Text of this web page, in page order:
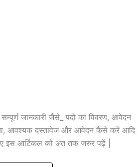
जानकारी जैसे_ पदों का विवरण, आवेदन
आवश्यक दस्तावेज और आवेदन कैसे करें आदि
इस आर्टिकल को अंत तक जरुर पढ़ें |